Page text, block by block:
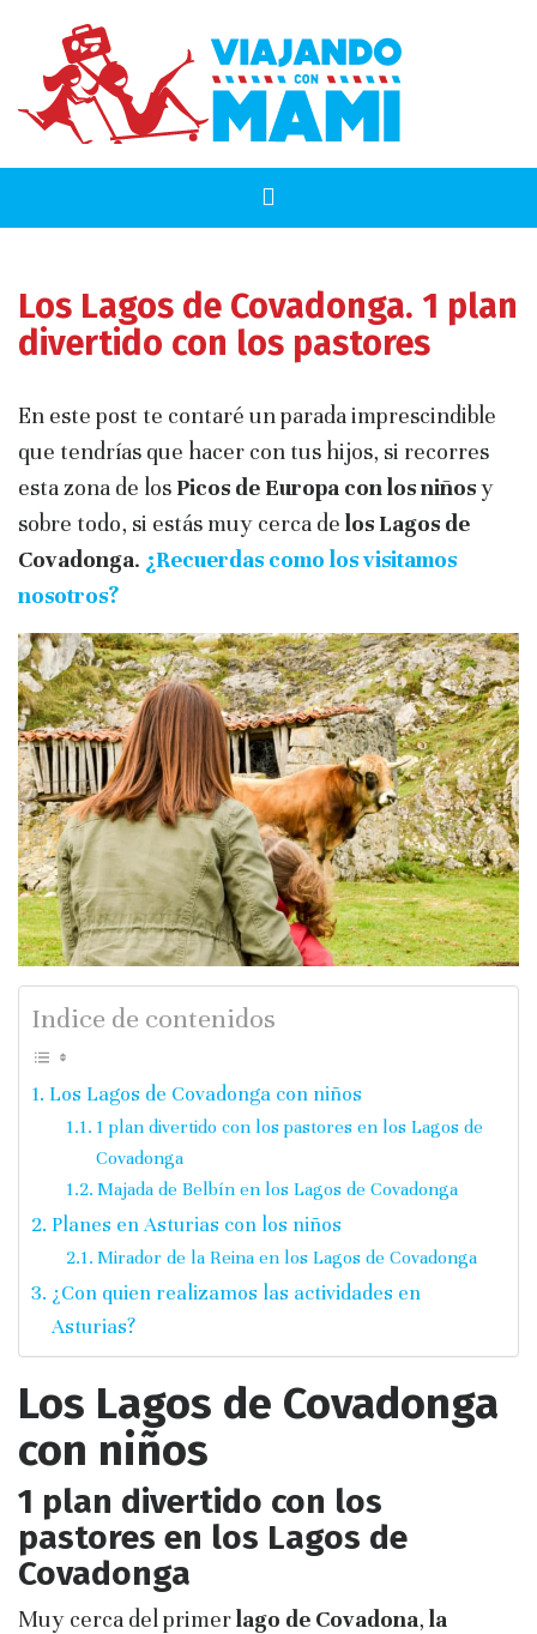
Los Lagos de Covadonga. 1 plan
divertido con los pastores
En este post te contaré un parada imprescindible
que tendrías que hacer con tus hijos, si recorres
esta zona de los Picos de Europa con los niñosy
sobre todo, si estás muy cerca de los Lagos de
Covadonga. ¿Recuerdas como los visitamos
nosotros?
Indice de contenidos
Los Lagos de Covadonga con niños
1 plan divertido con los pastores en los Lagos de
Covadonga
Majada de Belbín en los Lagos de Covadonga
Planes en Asturias con los niños
Mirador de la Reina en los Lagos de Covadonga
¿Con quien realizamos las actividades en
Asturias?
Los Lagos de Covadonga
con niños
1 plan divertido con los
pastores en los Lagos de
Covadonga
Muy cerca del primerlago de Covadona, la